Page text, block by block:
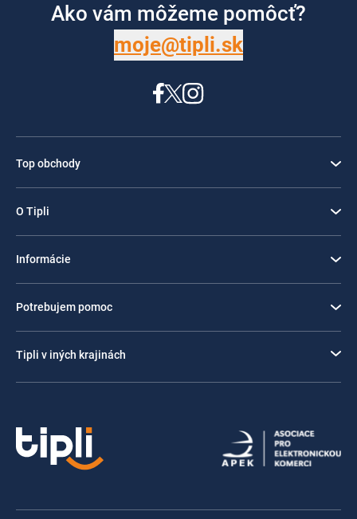
Ako vám môžeme pomôcť?
moje@tipli.sk
Top obchody
O Tipli
Informácie
Potrebujem pomoc
Tipli v iných krajinách